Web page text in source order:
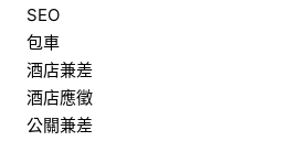
SEO
包車
酒店兼差
酒店應徵
公關兼差